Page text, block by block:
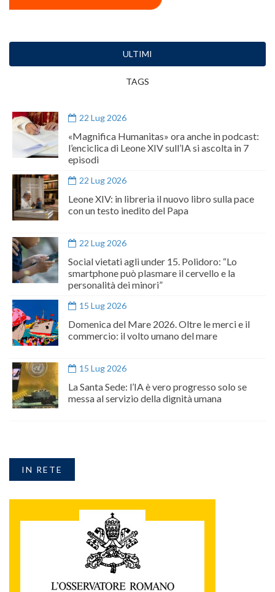
ULTIMI
TAGS
22 Lug 2026
«Magnifica Humanitas» ora anche in podcast:
l’enciclica di Leone XIV sull’IA si ascolta in 7
episodi
22 Lug 2026
Leone XIV: in libreria il nuovo libro sulla pace
con un testo inedito del Papa
22 Lug 2026
Social vietati agli under 15. Polidoro: “Lo
smartphone può plasmare il cervello e la
personalità dei minori”
15 Lug 2026
Domenica del Mare 2026. Oltre le merci e il
commercio: il volto umano del mare
15 Lug 2026
La Santa Sede: l’IA è vero progresso solo se
messa al servizio della dignità umana
IN RETE